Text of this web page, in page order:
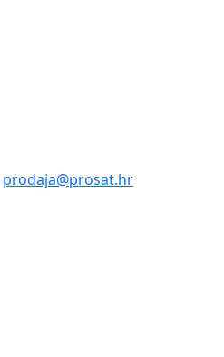
prodaja@prosat.hr